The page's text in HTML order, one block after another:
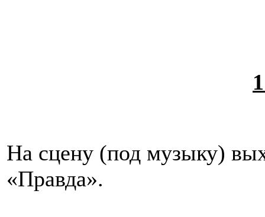
На сцену (под музыку)
«Правда».